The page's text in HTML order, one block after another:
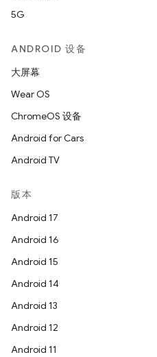
5G
ANDROID 设备
大屏幕
Wear OS
ChromeOS 设备
Android for Cars
Android TV
版本
Android 17
Android 16
Android 15
Android 14
Android 13
Android 12
Android 11